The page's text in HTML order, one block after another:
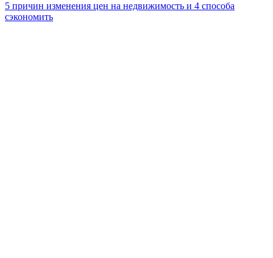
5 причин изменения цен на недвижимость и 4 способа
сэкономить